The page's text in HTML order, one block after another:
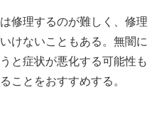
修理するのが難しく、修理
けないこともある。無闇に
と症状が悪化する可能性も
ことをおすすめする。